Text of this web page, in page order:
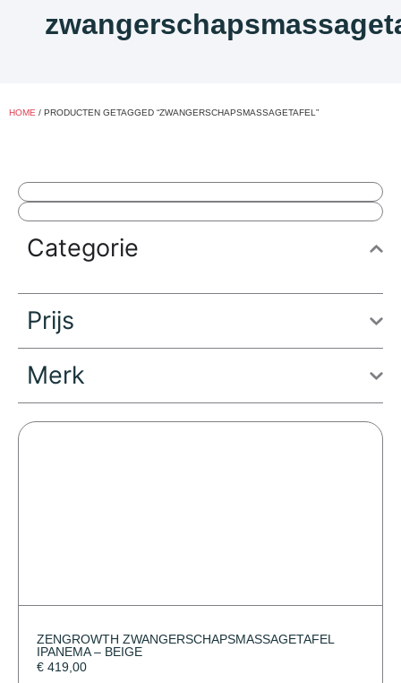
HOME / PRODUCTEN GETAGGED “ZWANGERSCHAPSMASSAGETAFEL”
Categorie
Prijs
Merk
ZENGROWTH ZWANGERSCHAPSMASSAGETAFEL
IPANEMA – BEIGE
€ 419,00